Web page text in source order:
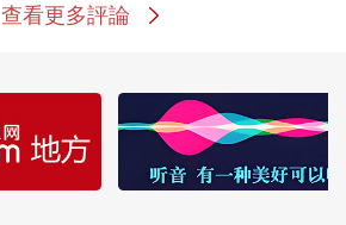
查看更多評論